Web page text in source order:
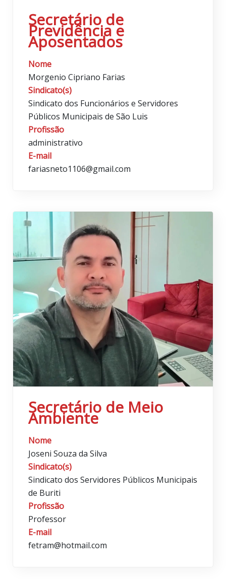
Secretário de
Previdência e
Aposentados
Nome
Morgenio Cipriano Farias
Sindicato(s)
Sindicato dos Funcionários e Servidores
Públicos Municipais de São Luis
Profissão
administrativo
E-mail
fariasneto1106@gmail.com
Secretário de Meio
Ambiente
Nome
Joseni Souza da Silva
Sindicato(s)
Sindicato dos Servidores Públicos Municipais
de Buriti
Profissão
Professor
E-mail
fetram@hotmail.com